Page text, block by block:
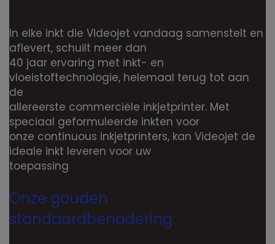
In elke inkt die Videojet vandaag samenstelt en
aflevert, schuilt meer dan
40 jaar ervaring met inkt- en
vloeistoftechnologie, helemaal terug tot aan
de
allereerste commerciële inkjetprinter. Met
speciaal geformuleerde inkten voor
onze continuous inkjetprinters, kan Videojet de
ideale inkt leveren voor uw
toepassing
Onze gouden
standaardbenadering